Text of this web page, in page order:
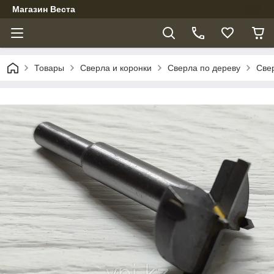
Магазин Веста
Товары Сверла и коронки Сверла по дереву